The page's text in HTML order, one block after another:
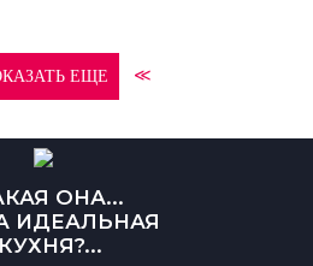
ЕЩЕ ≪
ОНА...
ИДЕАЛЬНАЯ
КУХНЯ?...